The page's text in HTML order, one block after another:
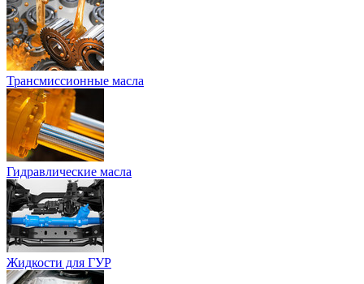
Трансмиссионные масла
Гидравлические масла
Жидкости для ГУР